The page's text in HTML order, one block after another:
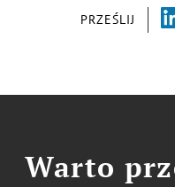
PRZEŚLIJ
Warto